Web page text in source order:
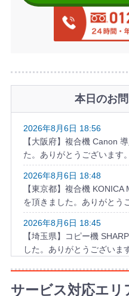
本日のお
2026年8月6日 18:56
【大阪府】複合機 Canon
た。ありがとうございます。
2026年8月6日 18:48
【東京都】複合機
を頂きました。ありがとう
2026年8月6日 18:45
【埼玉県】コピー機
した。ありがとうございま
2026年8月6日 17:57
【千葉県】複合機
サービス対応エリ